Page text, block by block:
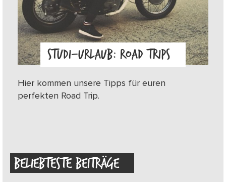
STUDI-URLAUB: ROAD TRIPS
Hier kommen unsere Tipps für euren
perfekten Road Trip.
BELIEBTESTE BEITRÄGE